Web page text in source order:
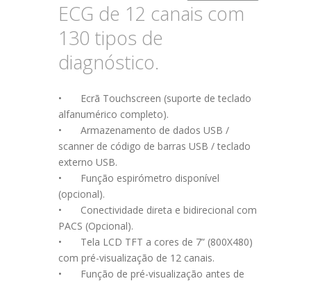
ECG de 12 canais com
130 tipos de
diagnóstico.
•
Ecrã Touchscreen (suporte de teclado
alfanumérico completo).
•
Armazenamento de dados USB /
scanner de código de barras USB / teclado
externo USB.
•
Função espirómetro disponível
(opcional).
•
Conectividade direta e bidirecional com
PACS (Opcional).
•
Tela LCD TFT a cores de 7” (800X480)
com pré-visualização de 12 canais.
•
Função de pré-visualização antes de